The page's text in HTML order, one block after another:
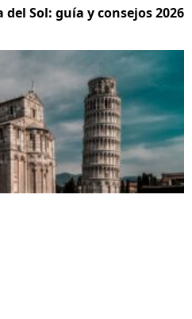
Sol: guía y consejos 2026